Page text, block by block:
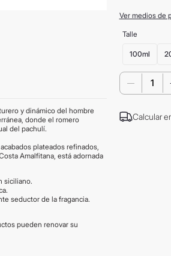
y dinámico del hombre
donde el romero
del pachulí.
plateados refinados,
Amalfitana, está adornada
siciliano.
seductor de la fragancia.
pueden renovar su
Ver medios de
Talle
100ml
－
Calcular